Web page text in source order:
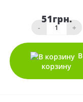
51грн.
- +
В
корзину